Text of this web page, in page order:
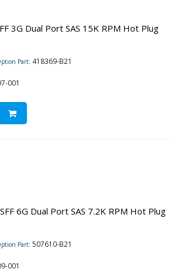
3G Dual Port SAS 15K RPM Hot Plug
Part: 418369-B21
001
6G Dual Port SAS 7.2K RPM Hot Plug
Part: 507610-B21
001